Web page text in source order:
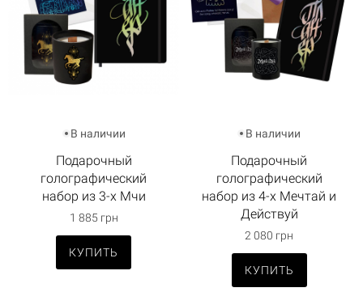
В наличии
Подарочный
голографический
набор из 3-х Мчи
1 885 грн
КУПИТЬ
В наличии
Подарочный
голографический
набор из 4-х Мечтай и
Действуй
2 080 грн
КУПИТЬ